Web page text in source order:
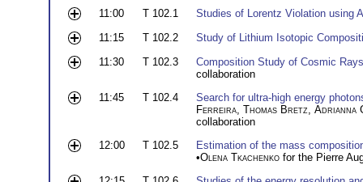
11:00 T 102.1
Studies of Lorentz Violation using
11:15
T 102.2
Study of Lithium Isotopic
11:30
T 102.3
Composition Study of Cosmic
collaboration
11:45
T 102.4
Search for ultra-high energy
Ferreira, Thomas Bretz, Adrianna
collaboration
12:00
T 102.5
Estimation of the mass
•Olena Tkachenko for the Pierre